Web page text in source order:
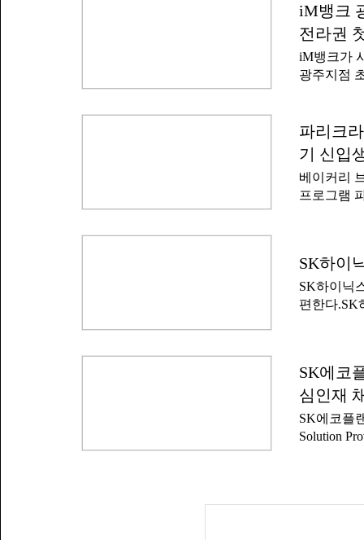
뒤에는 우
5% 수료
제 혜택을
을 이어오
일 밝혔다.
하는 정부
위해 삼성
도권 미취
라인 면접
정에 들어
어나, 철저
심으로 설
술자 △공
△온라인
iM뱅크
전라권
iM뱅크가
광주지점
영업점 운
은 광주·
보유자다
을 보유하
밝혔다.iM
도 강원지
했다.광주
서를 접수
및 면접 등
파리크
기 신입
베이커리
프로그램
야 전문 기
상 정직원
일까지 지
월 1기를
상 관계자
공하고,
라며 '앞으
SK하이
SK하이닉
편한다.SK
개편으로
부합한다
채용 구조
을 지닌 인
선발을 진
SK에코
심인재
SK에코플
Solution
보유한 경